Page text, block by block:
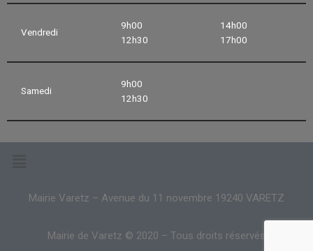
Vendredi
9h00
12h30
14h00
17h00
Samedi
9h00
12h30
Mairie Varetz – Avenue du 11 novembre 19240 VARETZ
Mairie de Varetz © 2020 – Tous droits réservés